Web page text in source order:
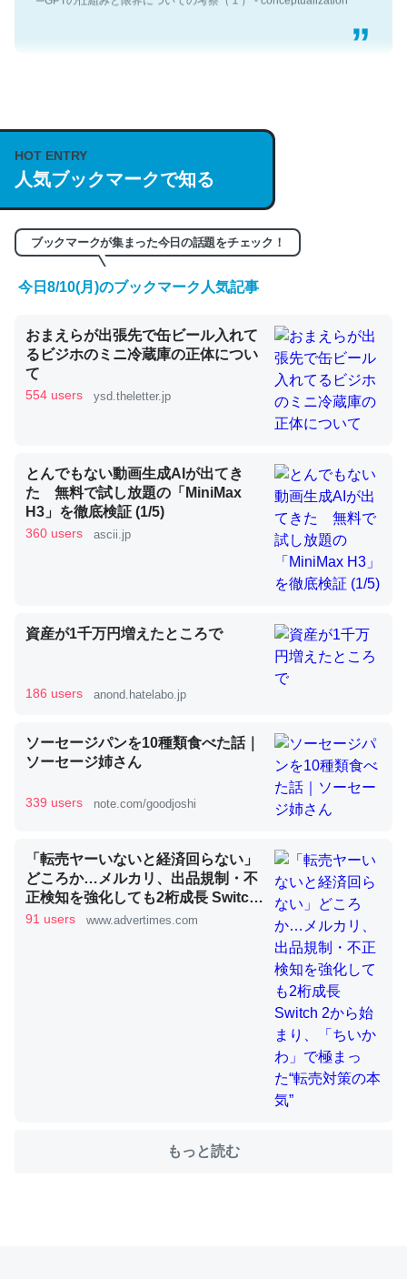
説してる記事が少ないので貴重な良記事。/続編来た
https://isobe324649.hatenablog.com/entry/2023/03/27
/064121
─GPTの仕組みと限界についての考察（１） - conceptualization
くらい。小説でいう「ずっと前の伏線」は回収されないけ
ど、短期記憶というには多い分量。進化すればするほど分
─GPTの仕組みと限界についての考察（１） - conceptualization
昆虫ってカルシウム少ないのか。知らんかった。調べたら
コオロギのカルシウム分はエビの600分の1程度。
─ニュース :: 【研究発表】昆虫学の大問題＝「昆虫はなぜ海にいな
いる鋏角類（カブトガニ・ウミグモ）はカルシウムを使わ
ずキチンを強化してる筈だが、酵素が違うのか？
─ニュース :: 【研究発表】昆虫学の大問題＝「昆虫はなぜ海にいな
いのか」に関する新仮説
これを元に考えるとカルシウムを大量に使う脊椎動物と貝
類は苦労してるんだな…。腹足類だと殻を無くしてナメク
─ニュース :: 【研究発表】昆虫学の大問題＝「昆虫はなぜ海にいな
ちぼちRingも置こうかと画策中。あと、Googleマップで
HOT ENTRY
人気ブックマークで知る
ブックマークが集まった今日の話題をチェック！
今日8/10(月)のブックマーク人気記事
おまえらが出張先で缶ビール入れて
るビジホのミニ冷蔵庫の正体につい
て
554 users ysd.theletter.jp
とんでもない動画生成AIが出てき
た 無料で試し放題の「MiniMax
H3」を徹底検証 (1/5)
360 users ascii.jp
資産が1千万円増えたところで
186 users anond.hatelabo.jp
ソーセージパンを10種類食べた話｜
ソーセージ姉さん
339 users note.com/goodjoshi
「転売ヤーいないと経済回らない」
どころか…メルカリ、出品規制・不
正検知を強化しても2桁成長 Switch
2から始まり、「ちいかわ」で極ま
91 users www.advertimes.com
もっと読む